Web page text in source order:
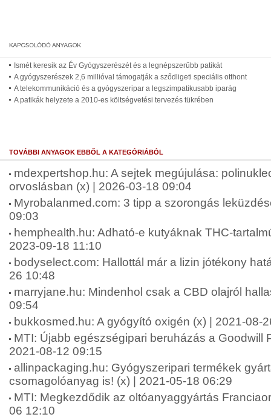
Ismét keresik az Év Gyógyszerészét és a legnépszerűbb patikát
A gyógyszerészek 2,6 millióval támogatják a sződligeti speciális otthont
A telekommunikáció és a gyógyszeripar a legszimpatikusabb iparág
A patikák helyzete a 2010-es költségvetési tervezés tükrében
TOVÁBBI ANYAGOK EBBŐL A KATEGÓRIÁBÓL
mdexpertshop.hu: A sejtek megújulása:
orvoslásban (x) | 2026-03-18 09:04
Myrobalanmed.com: 3 tipp a szorongás
09:03
hemphealth.hu: Adható-e kutyáknak THC-
2023-09-18 11:10
bodyselect.com: Hallottál már a lizin jótékony
26 10:48
marryjane.hu: Mindenhol csak a CBD olajról
09:54
bukkosmed.hu: A gyógyító oxigén (x) | 2021-08-
MTI: Újabb egészségipari beruházás a Goodwill
2021-08-12 09:15
allinpackaging.hu: Gyógyszeripari termékek
csomagolóanyag is! (x) | 2021-05-18 06:29
MTI: Megkezdődik az oltóanyaggyártás
06 12:10